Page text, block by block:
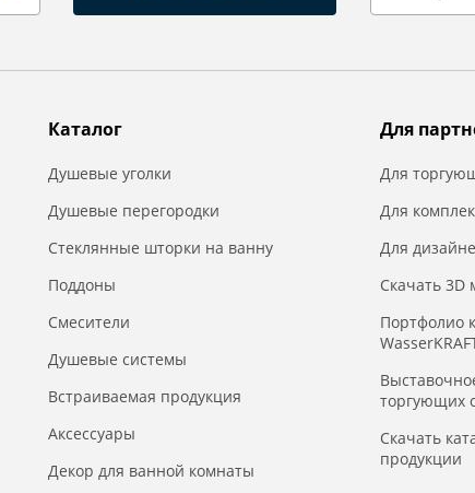
Каталог
Душевые уголки
Душевые перегородки
Стеклянные шторки на ванну
Поддоны
Смесители
Душевые системы
Встраиваемая продукция
Аксессуары
Декор для ванной комнаты
Для
Для
Для
Для
Скачать 3D
Портфолио
торгующих
Скачать
продукции